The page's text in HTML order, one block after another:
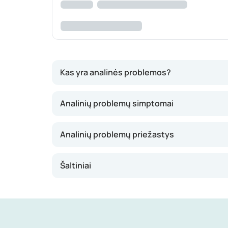
Kas yra analinės problemos?
nepavojingas, tačiau gali rodyti ir rimtą
Analinių problemų simptomai
Analinių problemų priežastys
Šaltiniai